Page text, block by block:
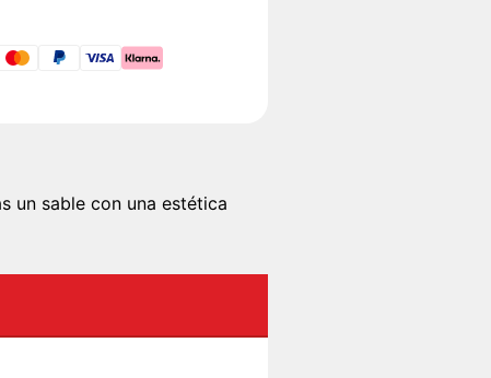
un sable con una estética